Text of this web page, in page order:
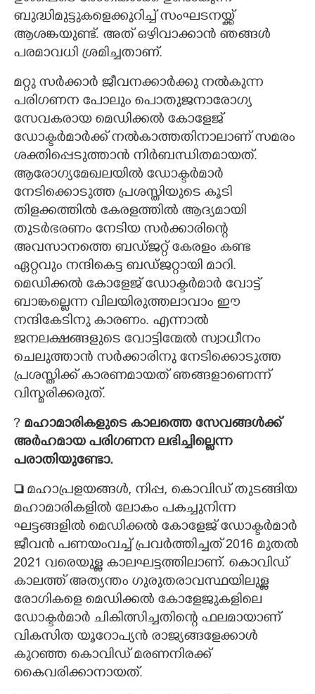
ബുദ്ധിമുട്ടുകളെക്കുറിച്ച് സംഘടനയ്ക്ക്
ആശങ്കയുണ്ട്. ‌അത് ഒഴിവാക്കാൻ ഞങ്ങൾ
പരമാവധി ശ്രമിച്ചതാണ്.
മറ്റു സർക്കാർ ജീവനക്കാർക്കു നൽകുന്ന
പരിഗണന പോലും പൊതുജനാരോഗ്യ
സേവകരായ മെഡിക്കൽ കോളേജ്
ഡോക്ടർമാർക്ക് നൽകാത്തതിനാലാണ് സമരം
ശക്തിപ്പെടുത്താൻ നിർബന്ധിതമായത്.
ആരോഗ്യമേഖലയിൽ ഡോക്ടർമാർ
നേടിക്കൊടുത്ത പ്രശസ്തിയുടെ കൂടി
തിളക്കത്തിൽ കേരളത്തിൽ ആദ്യമായി
തുടർഭരണം നേടിയ സർക്കാരിന്റെ
അവസാനത്തെ ബഡ്ജറ്റ് കേരളം കണ്ട
ഏറ്റവും നന്ദികെട്ട ബഡ്ജറ്റായി മാറി.
മെഡിക്കൽ കോളേജ് ഡോക്ടർമാർ വോട്ട്
ബാങ്കല്ലെന്ന വിലയിരുത്തലാവാം ഈ
നന്ദികേടിനു കാരണം. എന്നാൽ
ജനലക്ഷങ്ങളുടെ വോട്ടിന്മേൽ സ്വാധീനം
ചെലുത്താൻ സർക്കാരിനു നേടിക്കൊടുത്ത
പ്രശസ്തിക്ക് കാരണമായത് ഞങ്ങളാണെന്ന്
വിസ്മരിക്കരുത്.
?​ മഹാമാരികളുടെ കാലത്തെ സേവങ്ങൾക്ക്
അർഹമായ പരിഗണന ലഭിച്ചില്ലെന്ന
പരാതിയുണ്ടോ.
 മഹാപ്രളയങ്ങൾ, നിപ്പ, കൊവിഡ് തുടങ്ങിയ
മഹാമാരികളിൽ ലോകം പകച്ചുനിന്ന
ഘട്ടങ്ങളിൽ മെഡിക്കൽ കോളേജ് ഡോക്ടർമാർ
ജീവൻ പണയംവച്ച് പ്രവർത്തിച്ചത് 2016 മുതൽ
2021 വരെയുള്ള കാലഘട്ടത്തിലാണ്. കൊവിഡ്
കാലത്ത് അത്യന്തം ഗുരുതരാവസ്ഥയിലുള്ള
രോഗികളെ മെഡിക്കൽ കോളേജുകളിലെ
ഡോക്ടർമാർ ചികിത്സിച്ചതിന്റെ ഫലമായാണ്
വികസിത യൂറോപ്യൻ രാജ്യങ്ങളേക്കാൾ
കുറഞ്ഞ കൊവിഡ് മരണനിരക്ക്
കൈവരിക്കാനായത്.